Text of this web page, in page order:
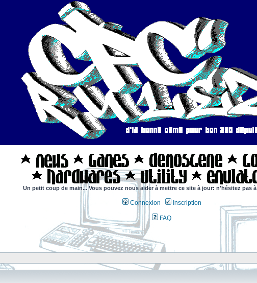
Un petit coup de main... Vous pouvez nous aider à mettre ce site à jour: n'hésitez pas à
Connexion Inscription
FAQ